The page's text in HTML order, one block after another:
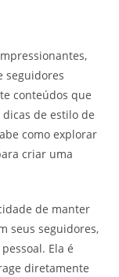
seguidores
conteúdos que
de estilo de
como explorar
criar uma
de manter
seus seguidores,
Ela é
diretamente